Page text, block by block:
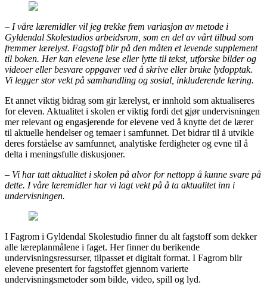
– I våre læremidler vil jeg trekke frem variasjon av metode i
Gyldendal Skolestudios arbeidsrom, som en del av vårt tilbud som
fremmer lærelyst. Fagstoff blir på den måten et levende supplement
til boken. Her kan elevene lese eller lytte til tekst, utforske bilder og
videoer eller besvare oppgaver ved å skrive eller bruke lydopptak.
Vi legger stor vekt på samhandling og sosial, inkluderende læring.
Et annet viktig bidrag som gir lærelyst, er innhold som aktualiseres
for eleven. Aktualitet i skolen er viktig fordi det gjør undervisningen
mer relevant og engasjerende for elevene ved å knytte det de lærer
til aktuelle hendelser og temaer i samfunnet. Det bidrar til å utvikle
deres forståelse av samfunnet, analytiske ferdigheter og evne til å
delta i meningsfulle diskusjoner.
– Vi har tatt aktualitet i skolen på alvor for nettopp å kunne svare på
dette. I våre læremidler har vi lagt vekt på å ta aktualitet inn i
undervisningen.
I Fagrom i Gyldendal Skolestudio finner du alt fagstoff som dekker
alle læreplanmålene i faget. Her finner du berikende
undervisningsressurser, tilpasset et digitalt format. I Fagrom blir
elevene presentert for fagstoffet gjennom varierte
undervisningsmetoder som bilde, video, spill og lyd.